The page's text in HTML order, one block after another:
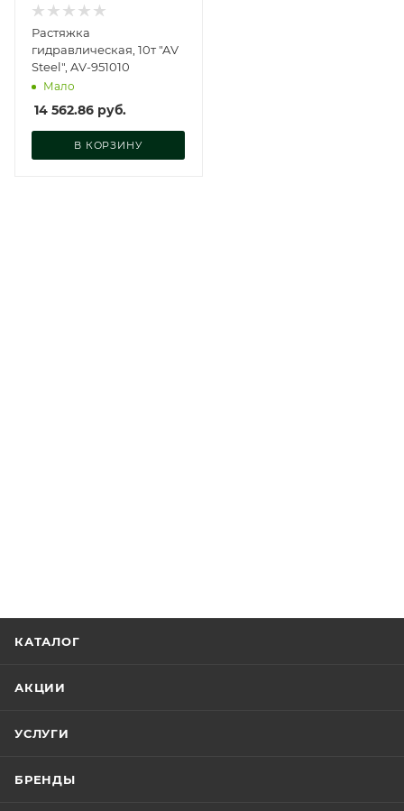
Растяжка
гидравлическая, 10т "AV
Steel", AV-951010
Мало
14 562.86 руб.
В КОРЗИНУ
КАТАЛОГ
АКЦИИ
УСЛУГИ
БРЕНДЫ